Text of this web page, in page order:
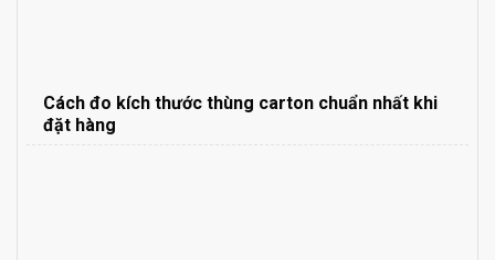
Cách đo kích thước thùng carton chuẩn nhất khi
đặt hàng